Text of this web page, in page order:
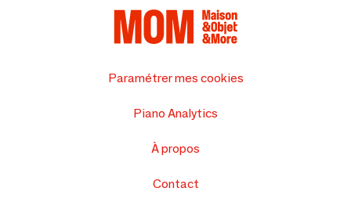
Paramétrer mes cookies
Piano Analytics
À propos
Contact